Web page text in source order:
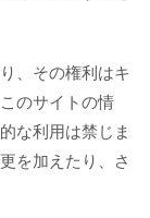
、その権利はキ
のサイトの情
な利用は禁じま
を加えたり、さ